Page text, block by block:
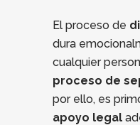
El proceso de
dura
cualquier
proceso de
por ello, es
apoyo legal